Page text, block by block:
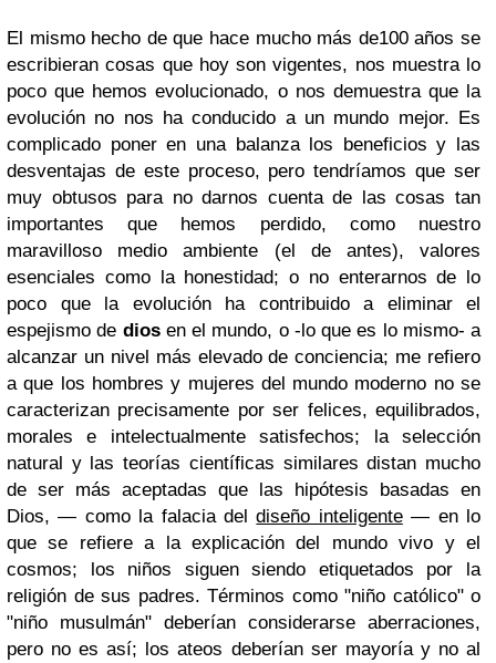
El mismo hecho de que hace mucho más de100 años se
escribieran cosas que hoy son vigentes, nos muestra lo
poco que hemos evolucionado, o nos demuestra que la
evolución no nos ha conducido a un mundo mejor. Es
complicado poner en una balanza los beneficios y las
desventajas de este proceso, pero tendríamos que ser
muy obtusos para no darnos cuenta de las cosas tan
importantes que hemos perdido, como nuestro
maravilloso medio ambiente (el de antes), valores
esenciales como la honestidad; o no enterarnos de lo
poco que la evolución ha contribuido a eliminar el
espejismo de diosen el mundo, o -lo que es lo mismo- a
alcanzar un nivel más elevado de conciencia; me refiero
a que los hombres y mujeres del mundo moderno no se
caracterizan precisamente por ser felices, equilibrados,
morales e intelectualmente satisfechos; la selección
natural y las teorías científicas similares distan mucho
de ser más aceptadas que las hipótesis basadas en
Dios, — como la falacia deldiseño inteligente— en lo
que se refiere a la explicación del mundo vivo y el
cosmos; los niños siguen siendo etiquetados por la
religión de sus padres. Términos como "niño católico"o
"niño musulmán" deberían considerarse aberraciones,
pero no es así; los ateos deberían ser mayoría y no al